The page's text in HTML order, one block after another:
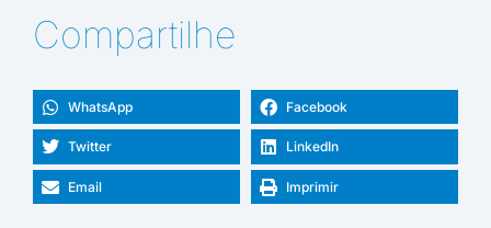
Compartilhe
WhatsApp Facebook
Twitter LinkedIn
Email Imprimir